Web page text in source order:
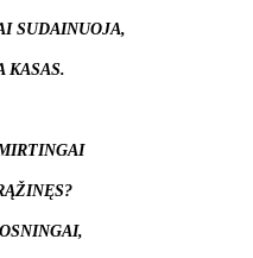
SUDAINUOJA,
KASAS.